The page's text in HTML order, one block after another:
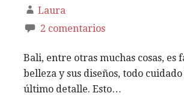
Laura
2 comentarios
Bali, entre otras muchas cosas, es
belleza y sus diseños, todo
último detalle. Esto…